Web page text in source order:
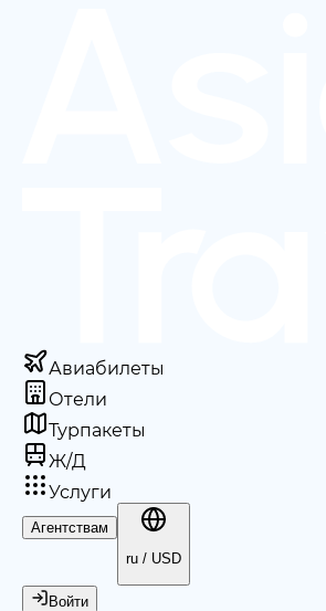
Авиабилеты
Отели
Турпакеты
Ж/Д
Услуги
Агентствам
ru / USD
Войти